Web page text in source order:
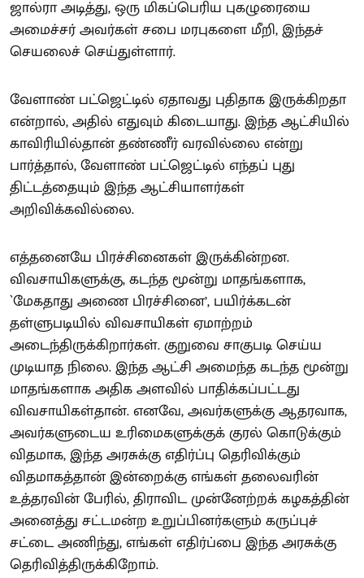
ஜால்ரா அடித்து, ஒரு மிகப்பெரிய புகழுரையை
அமைச்சர் அவர்கள் சபை மரபுகளை மீறி, இந்தச்
செயலைச் செய்துள்ளார்.
வேளாண் பட்ஜெட்டில் ஏதாவது புதிதாக இருக்கிறதா
என்றால், அதில் எதுவும் கிடையாது. இந்த ஆட்சியில்
காவிரியில்தான் தண்ணீர் வரவில்லை என்று
பார்த்தால், வேளாண் பட்ஜெட்டில் எந்தப் புது
திட்டத்தையும் இந்த ஆட்சியாளர்கள்
அறிவிக்கவில்லை.
எத்தனையே பிரச்சினைகள் இருக்கின்றன.
விவசாயிகளுக்கு, கடந்த மூன்று மாதங்களாக,
`மேகதாது அணை பிரச்சினை’, பயிர்க்கடன்
தள்ளுபடியில் விவசாயிகள் ஏமாற்றம்
அடைந்திருக்கிறார்கள். குறுவை சாகுபடி செய்ய
முடியாத நிலை. இந்த ஆட்சி அமைந்த கடந்த மூன்று
மாதங்களாக அதிக அளவில் பாதிக்கப்பட்டது
விவசாயிகள்தான். எனவே, அவர்களுக்கு ஆதரவாக,
அவர்களுடைய உரிமைகளுக்குக் குரல் கொடுக்கும்
விதமாக, இந்த அரசுக்கு எதிர்ப்பு தெரிவிக்கும்
விதமாகத்தான் இன்றைக்கு எங்கள் தலைவரின்
உத்தரவின் பேரில், திராவிட முன்னேற்றக் கழகத்தின்
அனைத்து சட்டமன்ற உறுப்பினர்களும் கருப்புச்
சட்டை அணிந்து, எங்கள் எதிர்ப்பை இந்த அரசுக்கு
தெரிவித்திருக்கிறோம்.